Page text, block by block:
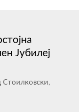
Јубилеј
Стоилковски,